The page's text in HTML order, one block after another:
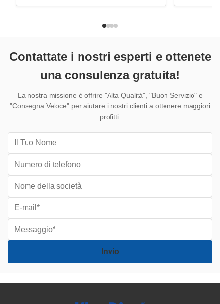
Temperatura operativa:0-75℃
Caratteristiche principali RAM DDR4 per
Contattate i nostri esperti e ottenete
una consulenza gratuita!
La nostra missione è offrire "Alta Qualità", "Buon Servizio" e
"Consegna Veloce" per aiutare i nostri clienti a ottenere maggiori
profitti.